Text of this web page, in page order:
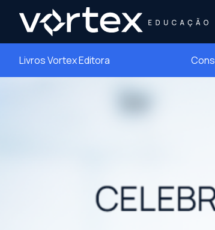
Livros Vortex Editora